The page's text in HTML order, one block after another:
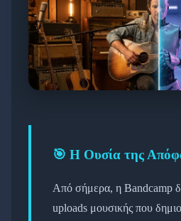
🎯 Η Ουσία της
Από σήμερα, η Bandcamp
uploads μουσικής που